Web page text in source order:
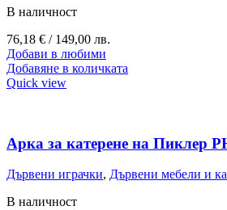
В наличност
76,18 € / 149,00 лв.
Добави в любими
Добавяне в количката
Quick view
Арка за катерене на Пиклер
Дървени играчки, Дървени мебели и
В наличност